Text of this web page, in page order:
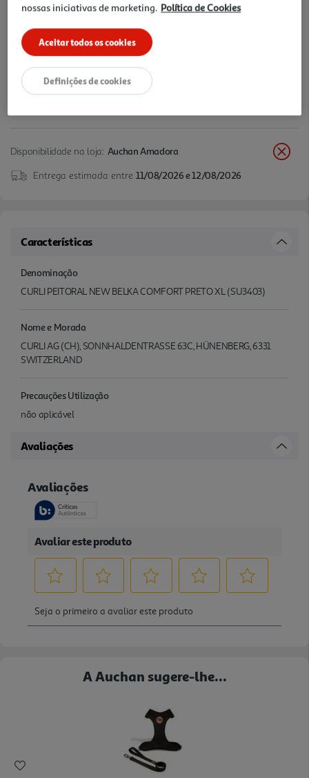
46,99 €
10% de desconto imediato exclusivo para membros do
Pet Club em artigos de marcas especialistas da categoria
O Meu Pet.
Disponibilidade na loja: Auchan Amadora
Entrega estimada entre 11/08/2026 e 12/08/2026
Características
Denominação
CURLI PEITORAL NEW BELKA COMFORT PRETO XL (SU3403)
Nome e Morada
CURLI AG (CH), SONNHALDENTRASSE 63C, HÜNENBERG, 6331
SWITZERLAND
Precauções Utilização
não aplicável
Avaliações
A Auchan sugere-lhe...
nossas iniciativas de marketing. Política de Cookies
Aceitar todos os cookies
Definições de cookies